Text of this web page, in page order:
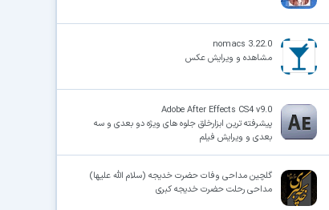
nomacs 3.22.0
مشاهده و ویرایش عکس
Adobe After Effects CS4 v9.0
پیشرفته ترین ابزارخلق جلوه های ویژه دو بعدی و سه
بعدی و ویرایش فیلم
گلچین مداحی وفات حضرت خدیجه (سلام الله علیها)
مداحی رحلت حضرت خدیجه کبری